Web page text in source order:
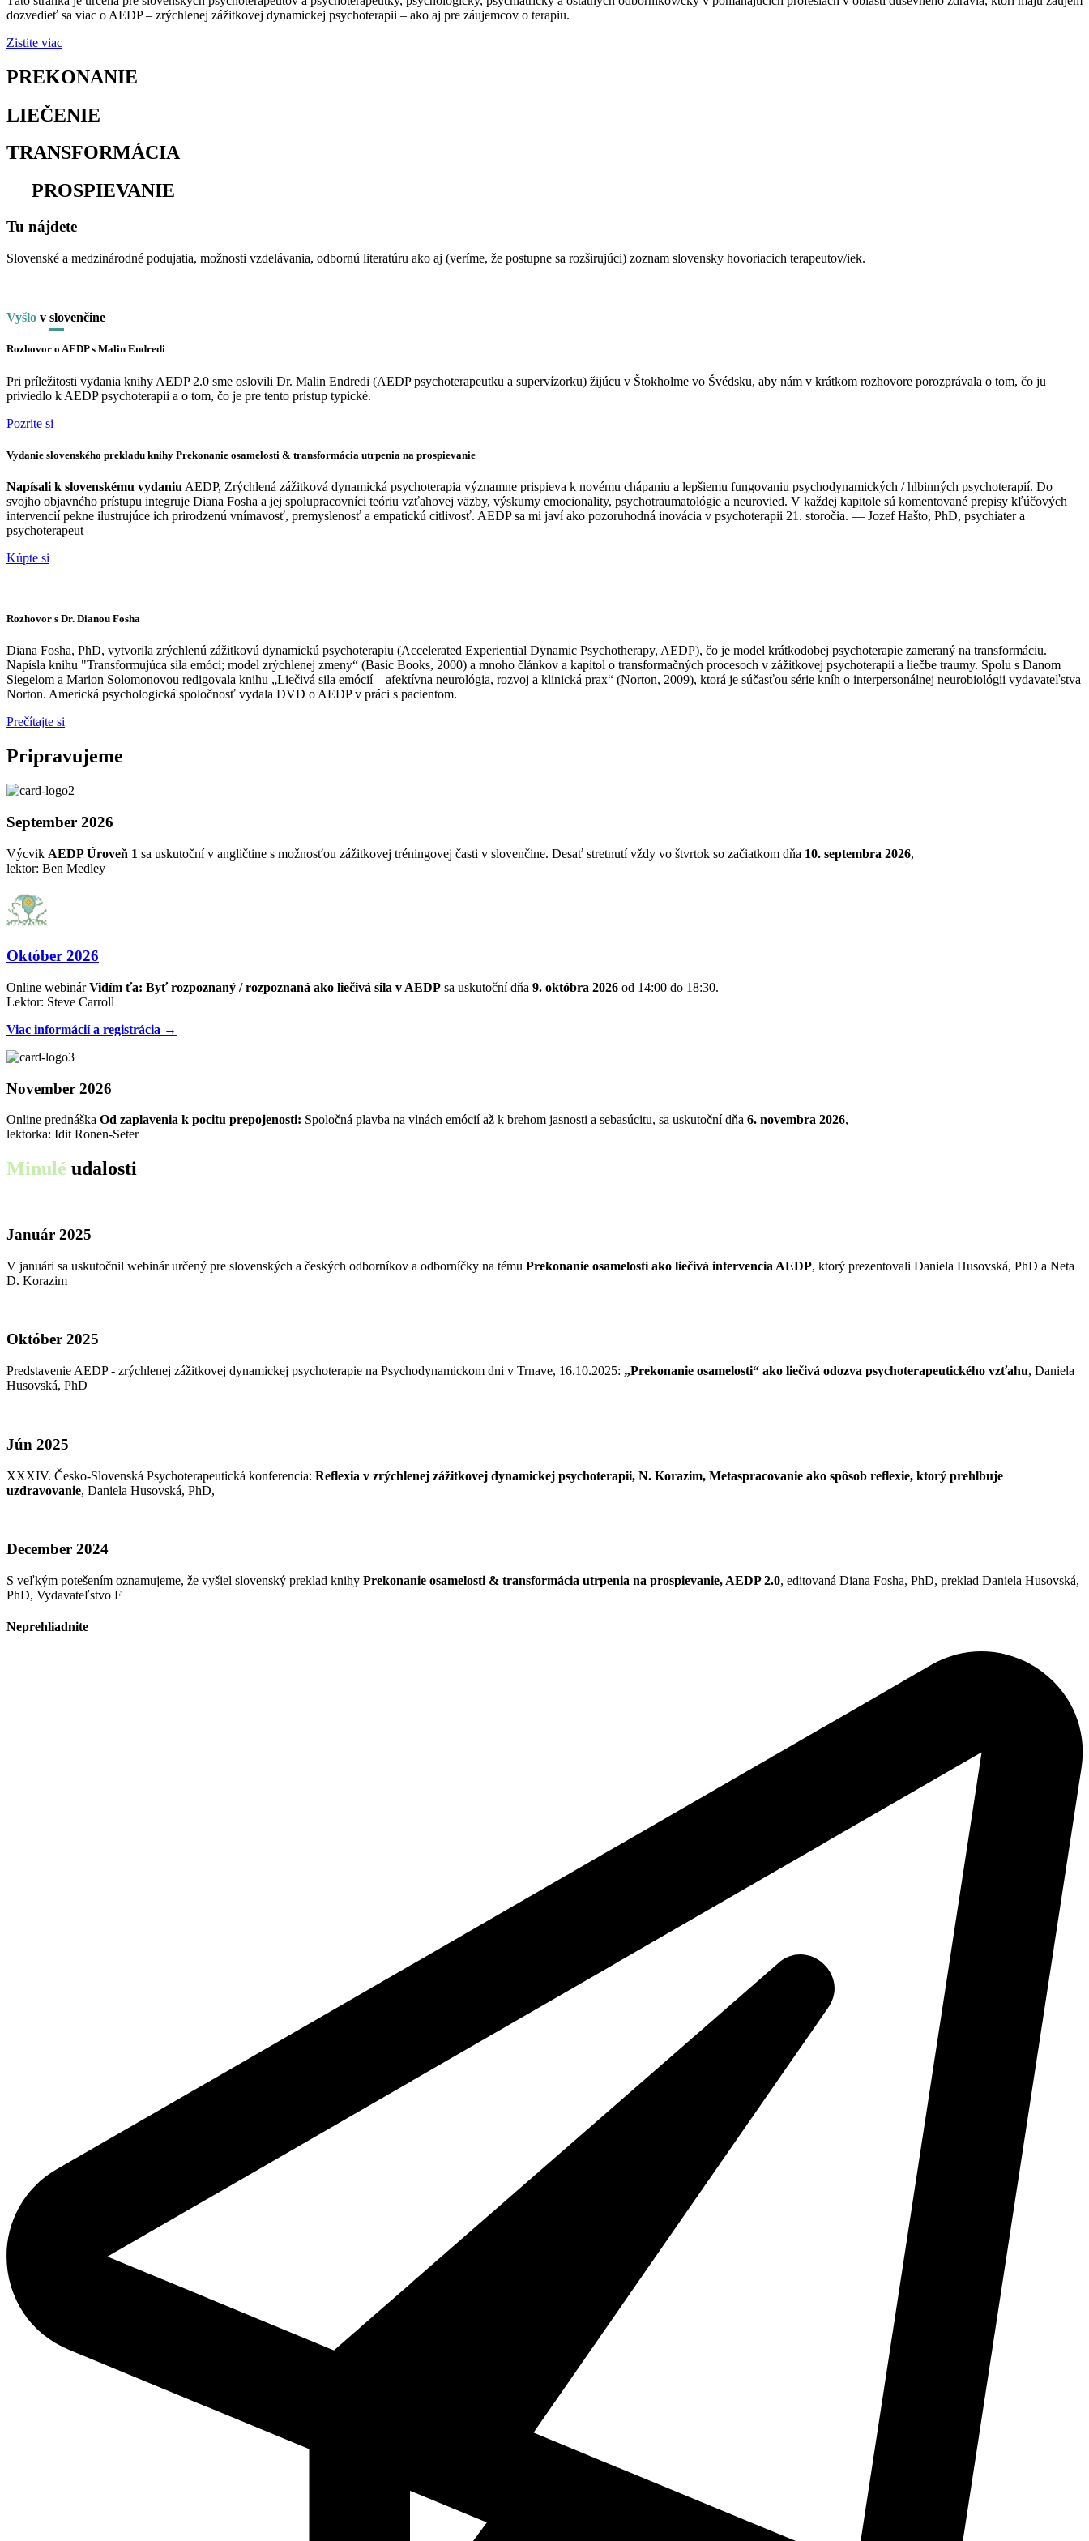
dozvedieť sa viac o AEDP – zrýchlenej zážitkovej dynamickej psychoterapii – ako aj pre záujemcov o terapiu.
Zistite viac
PREKONANIE
LIEČENIE
TRANSFORMÁCIA
PROSPIEVANIE
Tu nájdete
Slovenské a medzinárodné podujatia, možnosti vzdelávania, odbornú literatúru ako aj (veríme, že postupne sa rozširujúci) zoznam slovensky hovoriacich terapeutov/iek.
Vyšlo v slovenčine
Rozhovor o AEDP s Malin Endredi
Pri príležitosti vydania knihy AEDP 2.0 sme oslovili Dr. Malin Endredi (AEDP psychoterapeutku a supervízorku) žijúcu v Štokholme vo Švédsku, aby nám v krátkom rozhovore porozprávala o tom, čo ju
priviedlo k AEDP psychoterapii a o tom, čo je pre tento prístup typické.
Pozrite si
Vydanie slovenského prekladu knihy Prekonanie osamelosti & transformácia utrpenia na prospievanie
Napísali k slovenskému vydaniu AEDP, Zrýchlená zážitková dynamická psychoterapia významne prispieva k novému chápaniu a lepšiemu fungovaniu psychodynamických / hlbinných psychoterapií. Do
svojho objavného prístupu integruje Diana Fosha a jej spolupracovníci teóriu vzťahovej väzby, výskumy emocionality, psychotraumatológie a neurovied. V každej kapitole sú komentované prepisy kľúčových
intervencií pekne ilustrujúce ich prirodzenú vnímavosť, premyslenosť a empatickú citlivosť. AEDP sa mi javí ako pozoruhodná inovácia v psychoterapii 21. storočia. — Jozef Hašto, PhD, psychiater a
psychoterapeut
Kúpte si
Rozhovor s Dr. Dianou Fosha
Diana Fosha, PhD, vytvorila zrýchlenú zážitkovú dynamickú psychoterapiu (Accelerated Experiential Dynamic Psychotherapy, AEDP), čo je model krátkodobej psychoterapie zameraný na transformáciu.
Napísla knihu "Transformujúca sila emóci; model zrýchlenej zmeny“ (Basic Books, 2000) a mnoho článkov a kapitol o transformačných procesoch v zážitkovej psychoterapii a liečbe traumy. Spolu s Danom
Siegelom a Marion Solomonovou redigovala knihu „Liečivá sila emócií – afektívna neurológia, rozvoj a klinická prax“ (Norton, 2009), ktorá je súčasťou série kníh o interpersonálnej neurobiológii vydavateľstva
Norton. Americká psychologická spoločnosť vydala DVD o AEDP v práci s pacientom.
Prečítajte si
Pripravujeme
September 2026
Výcvik AEDP Úroveň 1 sa uskutoční v angličtine s možnosťou zážitkovej tréningovej časti v slovenčine. Desať stretnutí vždy vo štvrtok so začiatkom dňa 10. septembra 2026,
lektor: Ben Medley
Október 2026
Online webinárVidím ťa: Byť rozpoznaný / rozpoznaná ako liečivá sila v AEDP sa uskutoční dňa 9. októbra 2026 od 14:00 do 18:30.
Lektor: Steve Carroll
Viac informácií a registrácia →
November 2026
Online prednáška Od zaplavenia k pocitu prepojenosti: Spoločná plavba na vlnách emócií až k brehom jasnosti a sebasúcitu, sa uskutoční dňa 6. novembra 2026,
lektorka: Idit Ronen-Seter
Minulé udalosti
Január 2025
V januári sa uskutočnil webinár určený pre slovenských a českých odborníkov a odborníčky na tému Prekonanie osamelosti ako liečivá intervencia AEDP, ktorý prezentovali Daniela Husovská, PhD a Neta
D. Korazim
Október 2025
Predstavenie AEDP - zrýchlenej zážitkovej dynamickej psychoterapie na Psychodynamickom dni v Trnave, 16.10.2025: „Prekonanie osamelosti“ ako liečivá odozva psychoterapeutického vzťahu, Daniela
Husovská, PhD
Jún 2025
XXXIV. Česko-Slovenská Psychoterapeutická konferencia: Reflexia v zrýchlenej zážitkovej dynamickej psychoterapii, N. Korazim, Metaspracovanie ako spôsob reflexie, ktorý prehlbuje
uzdravovanie, Daniela Husovská, PhD,
December 2024
S veľkým potešením oznamujeme, že vyšiel slovenský preklad knihy Prekonanie osamelosti & transformácia utrpenia na prospievanie, AEDP 2.0, editovaná Diana Fosha, PhD, preklad Daniela Husovská,
PhD, Vydavateľstvo F
Neprehliadnite